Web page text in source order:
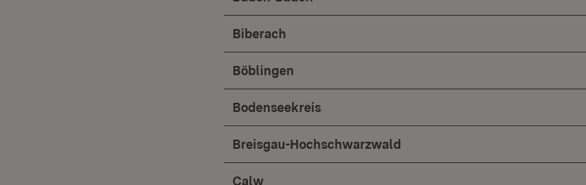
Biberach
Böblingen
Bodenseekreis
Breisgau-Hochschwarzwald
Calw